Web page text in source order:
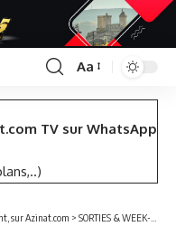
Font
Resizer
Aa
TV sur WhatsApp
sur Azinat.com > SORTIES & WEEK-END